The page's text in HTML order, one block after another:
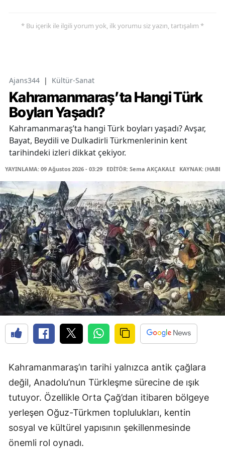
* Bu içerik ile ilgili yorum yok, ilk yorumu siz yazın, tartışalım *
Ajans344 | Kültür-Sanat
Kahramanmaraş’ta Hangi Türk
Boyları Yaşadı?
Kahramanmaraş’ta hangi Türk boyları yaşadı? Avşar,
Bayat, Beydili ve Dulkadirli Türkmenlerinin kent
tarihindeki izleri dikkat çekiyor.
YAYINLAMA: 09 Ağustos 2026 - 03:29 EDİTÖR: Sema AKÇAKALE KAYNAK:
Kahramanmaraş’ın tarihi yalnızca antik çağlara
değil, Anadolu’nun Türkleşme sürecine de ışık
tutuyor. Özellikle Orta Çağ’dan itibaren bölgeye
yerleşen Oğuz-Türkmen toplulukları, kentin
sosyal ve kültürel yapısının şekillenmesinde
önemli rol oynadı.